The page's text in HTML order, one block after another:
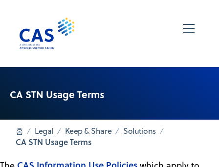
CA STN Usage Terms
홈 Legal Keep & Share Solutions
CA STN Usage Terms